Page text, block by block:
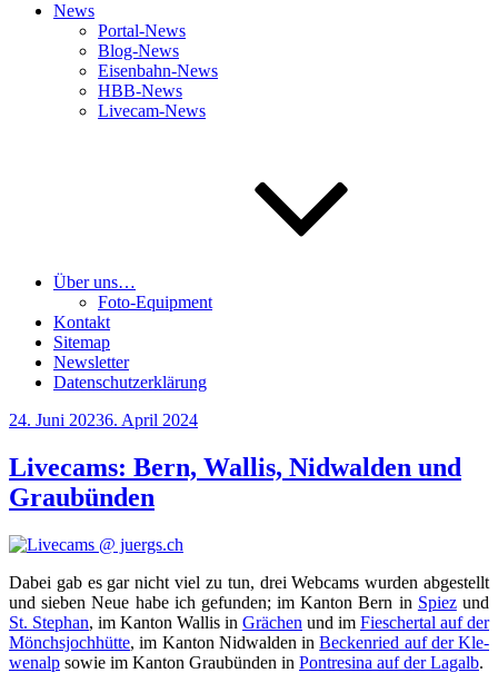
News
Portal-News
Blog-News
Eisenbahn-News
HBB-News
Livecam-News
Über uns…
Foto-Equipment
Kontakt
Sitemap
Newsletter
Datenschutzerklärung
Veröffentlicht
24. Juni 20236. April 2024
Livecams: Bern, Wallis, Nidwalden und
Graubünden
Dabei gab es gar nicht viel zu tun, drei Web­cams wur­den abge­stellt
und sie­ben Neue habe ich gefun­den; im Kan­ton Bern in Spiezund
St. Ste­phan, im Kan­ton Wal­lis in Grä­chen und im Fie­scher­tal auf der
Mönchs­joch­hüt­te, im Kan­ton Nid­wal­den inBecken­ried auf der Kle­
wen­alp sowie im Kan­ton Grau­bün­den in Pont­resi­na auf der Lag­alb.